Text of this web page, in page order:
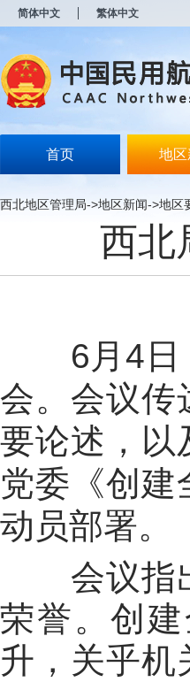
简体中文 繁体中文
首页 地
西北地区管理局->地区新闻->地区
西北
6 月4
会。会议传
要论述，以
党委《创建
动员部署。
会议指
荣誉。创
升，关乎机
开
无
障
说
按
Alt
键